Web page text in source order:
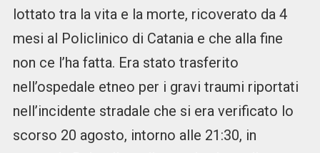
lottato tra la vita e la morte, ricoverato da 4
mesi al Policlinico di Catania e che alla fine
non ce l’ha fatta. Era stato trasferito
nell’ospedale etneo per i gravi traumi riportati
nell’incidente stradale che si era verificato lo
scorso 20 agosto, intorno alle 21:30, in